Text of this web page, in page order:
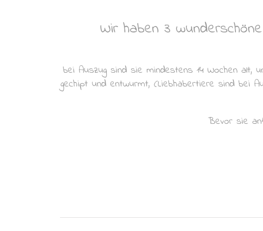
Wir haben 3
bei Auszug sind sie mindestens 14 Wochen alt,
gechipt und entwurmt, (Liebhabertiere sind bei
Bevor sie